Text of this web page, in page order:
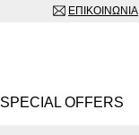
ΕΠΙΚΟΙΝΩΝΊΑ
SPECIAL OFFERS